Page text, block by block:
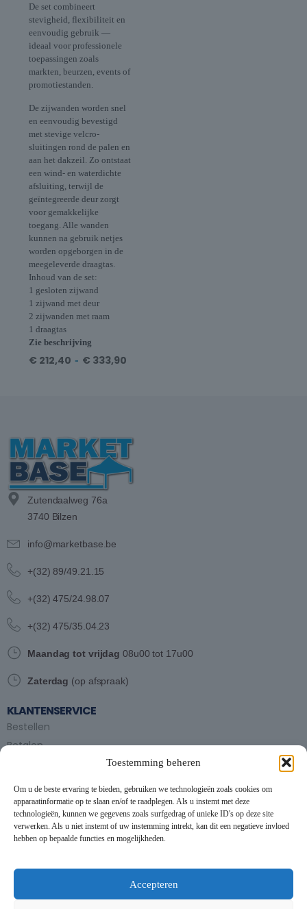
Toestemming beheren
Om u de beste ervaring te bieden, gebruiken we technologieën zoals cookies om
apparaatinformatie op te slaan en/of te raadplegen. Als u instemt met deze
technologieën, kunnen we gegevens zoals surfgedrag of unieke ID's op deze site
verwerken. Als u niet instemt of uw instemming intrekt, kan dit een negatieve invloed
hebben op bepaalde functies en mogelijkheden.
Accepteren
De set combineert
stevigheid, flexibiliteit en
eenvoudig gebruik —
ideaal voor professionele
toepassingen zoals
markten, beurzen, events of
promotiestanden.
De zijwanden worden snel
en eenvoudig bevestigd
met stevige velcro-
sluitingen rond de palen en
aan het dakzeil. Zo ontstaat
een wind- en waterdichte
afsluiting, terwijl de
geïntegreerde deur zorgt
voor gemakkelijke
toegang. Alle wanden
kunnen na gebruik netjes
worden opgeborgen in de
meegeleverde draagtas.
Inhoud van de set:
1 gesloten zijwand
1 zijwand met deur
2 zijwanden met raam
1 draagtas
Zie beschrijving
€ 212,40 - € 333,90
Zutendaalweg 76a
3740 Bilzen
info@marketbase.be
+(32) 89/49.21.15
+(32) 475/24.98.07
+(32) 475/35.04.23
Maandag tot vrijdag 08u00 tot 17u00
Zaterdag (op afspraak)
KLANTENSERVICE
Bestellen
Betalen
Partytent huren
Handleiding partytenten
VOORWAARDEN
Algemene voorwaarden
Privacybeleid
Contact
This website uses cookies to improve your experience. By using
this website you agree to ourData Protection Policy